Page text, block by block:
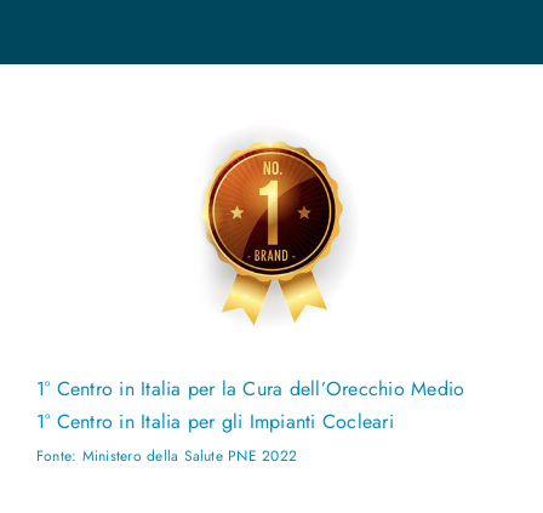
1° Centro in Italia per la Cura dell’Orecchio Medio
1° Centro in Italia per gli Impianti Cocleari
Fonte: Ministero della Salute PNE 2022